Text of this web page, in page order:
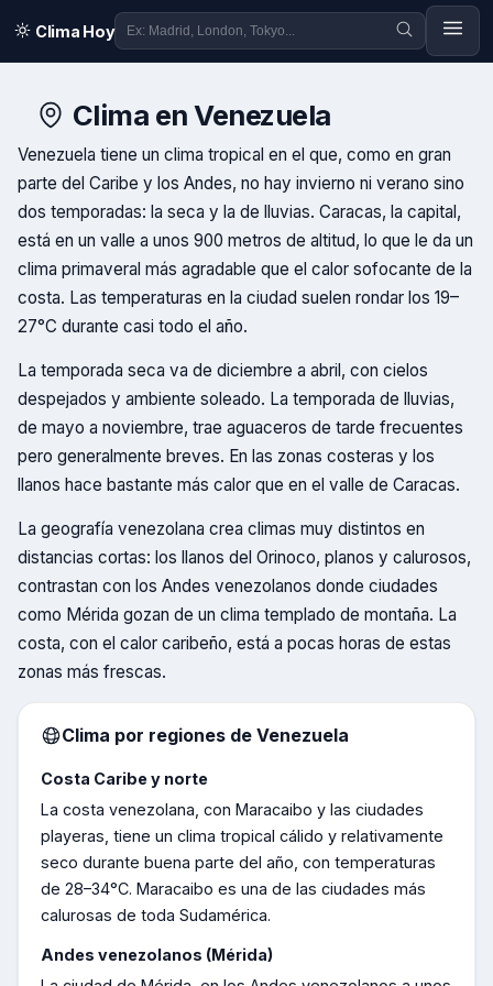
Clima Hoy
Clima enVenezuela
Venezuela tiene un clima tropical en el que, como en gran
parte del Caribe y los Andes, no hay invierno ni verano sino
dos temporadas: la seca y la de lluvias. Caracas, la capital,
está en un valle a unos 900 metros de altitud, lo que le da un
clima primaveral más agradable que el calor sofocante de la
costa. Las temperaturas en la ciudad suelen rondar los 19–
27°C durante casi todo el año.
La temporada seca va de diciembre a abril, con cielos
despejados y ambiente soleado. La temporada de lluvias,
de mayo a noviembre, trae aguaceros de tarde frecuentes
pero generalmente breves. En las zonas costeras y los
llanos hace bastante más calor que en el valle de Caracas.
La geografía venezolana crea climas muy distintos en
distancias cortas: los llanos del Orinoco, planos y calurosos,
contrastan con los Andes venezolanos donde ciudades
como Mérida gozan de un clima templado de montaña. La
costa, con el calor caribeño, está a pocas horas de estas
zonas más frescas.
Clima por regiones deVenezuela
Costa Caribe y norte
La costa venezolana, con Maracaibo y las ciudades
playeras, tiene un clima tropical cálido y relativamente
seco durante buena parte del año, con temperaturas
de 28–34°C. Maracaibo es una de las ciudades más
calurosas de toda Sudamérica.
Andes venezolanos (Mérida)